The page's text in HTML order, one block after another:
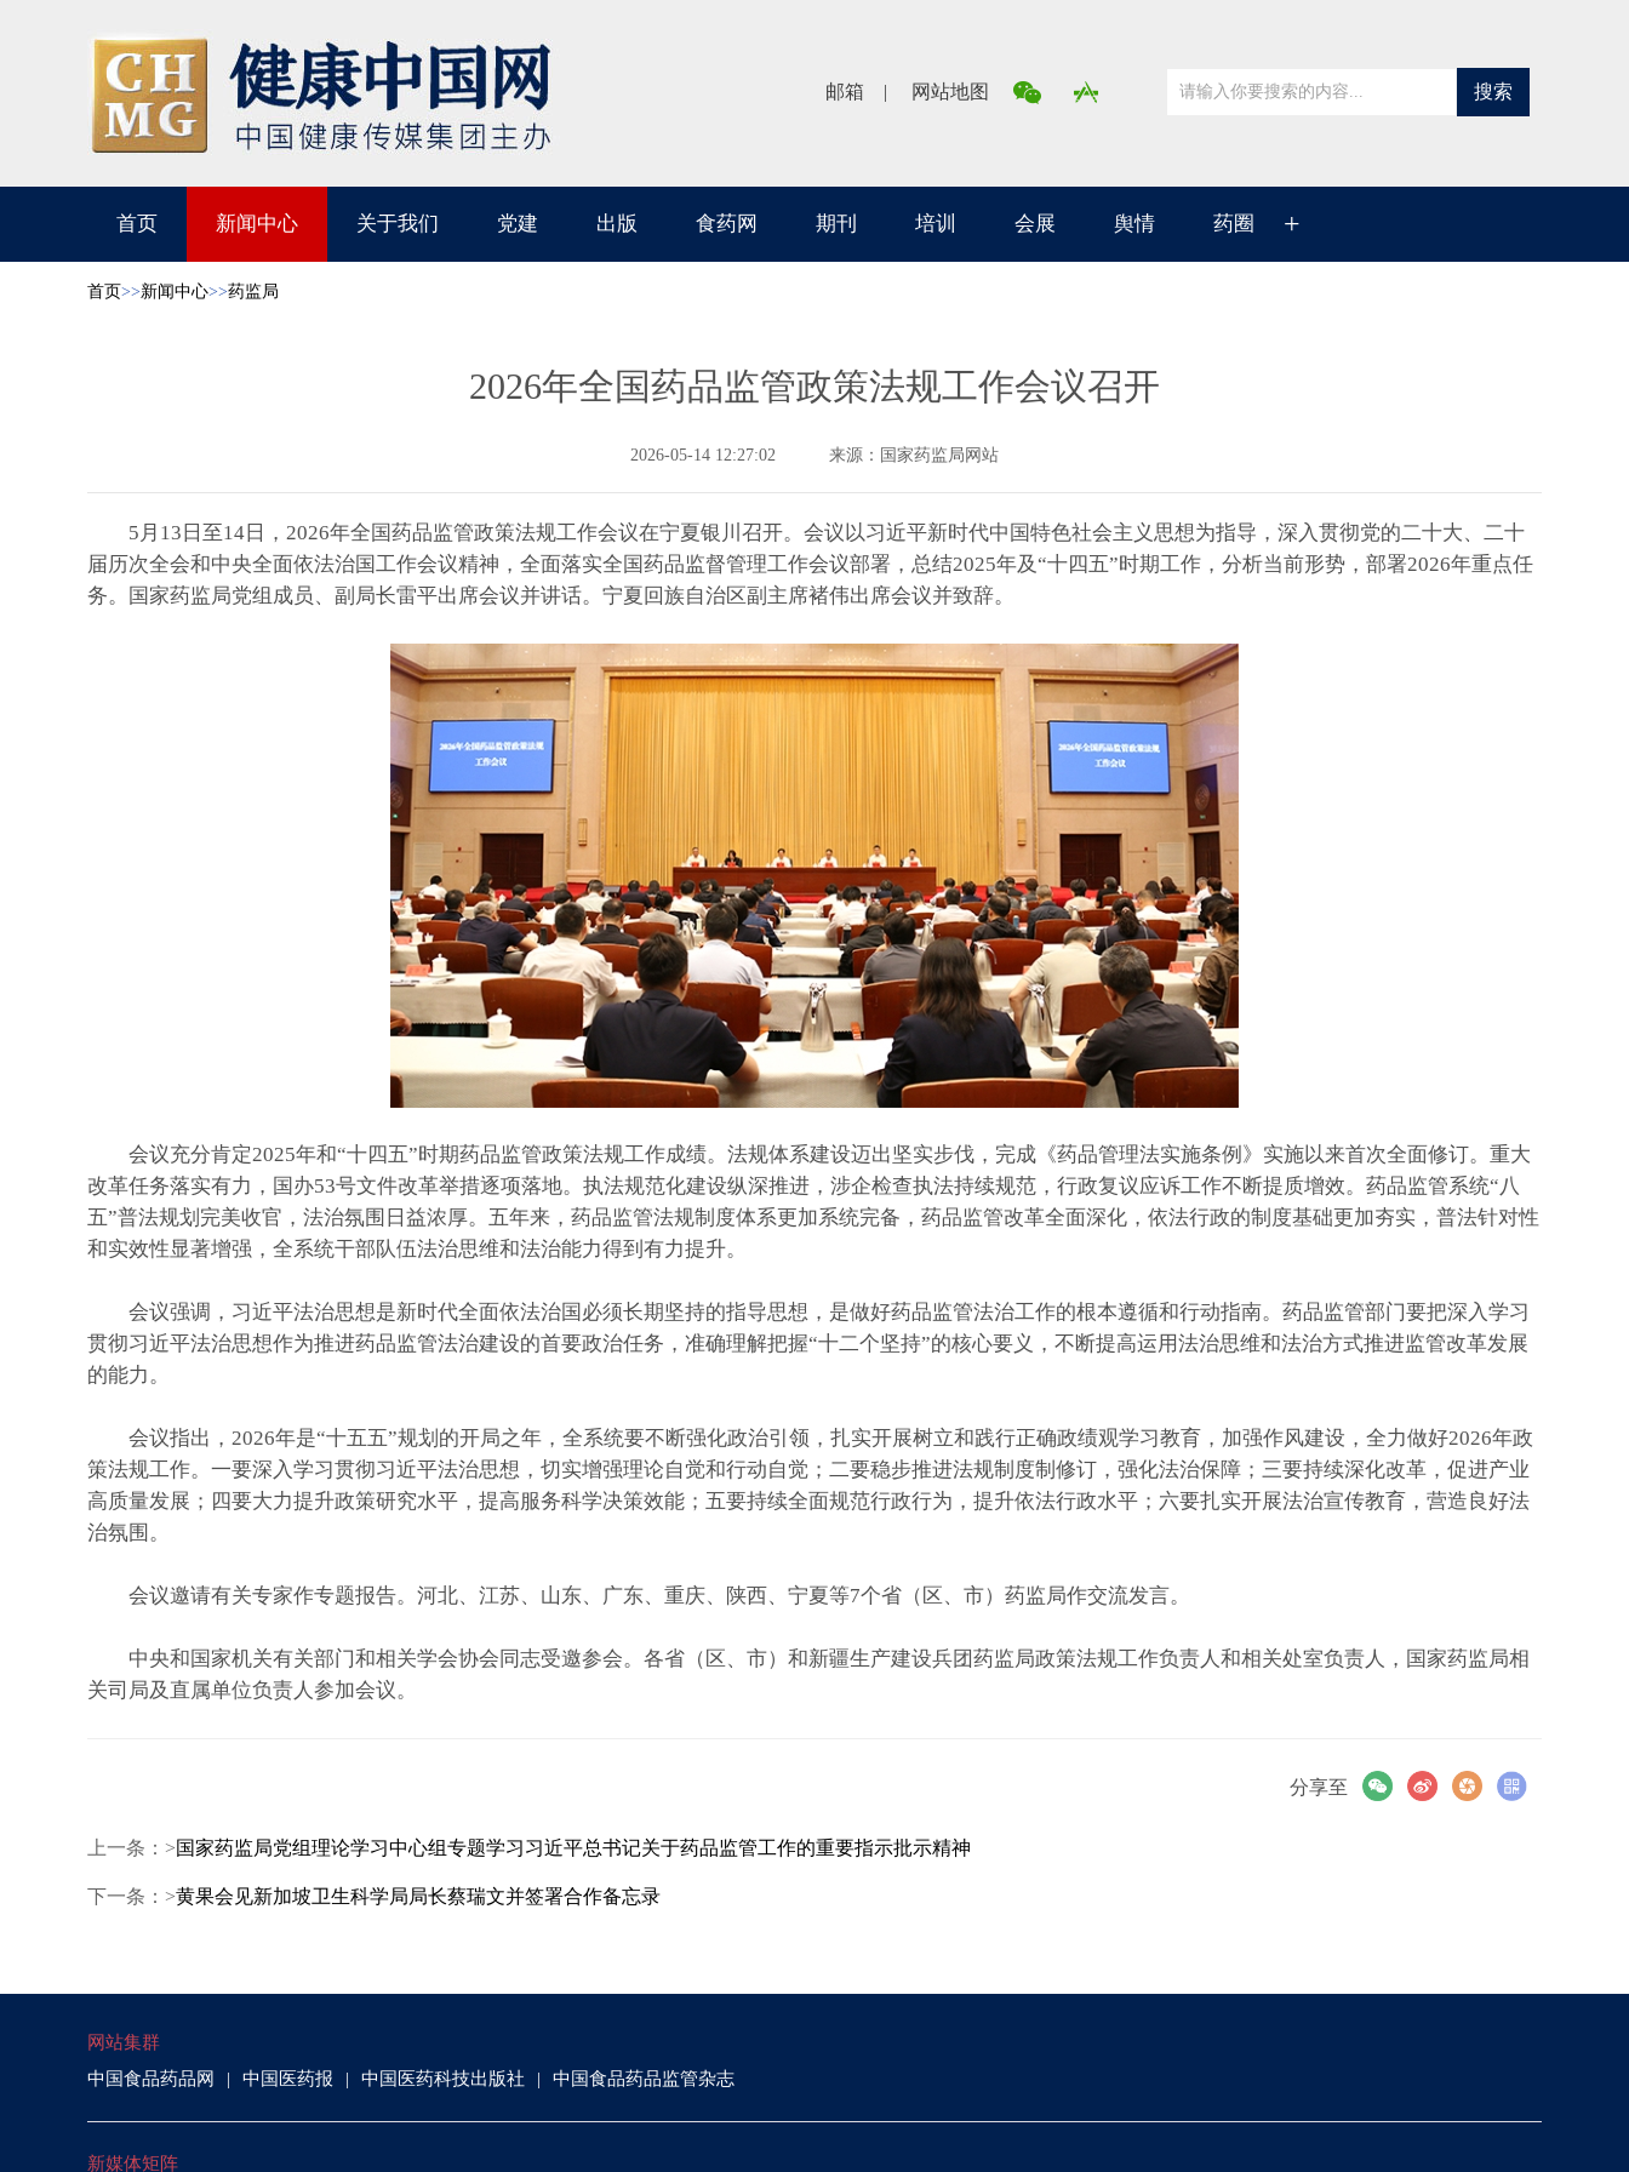
邮箱 网站地图 搜索
首页 新闻中心 关于我们 党建 出版 食药网 期刊 培训 会展 舆情 药圈 +
首页>>新闻中心>>药监局
2026年全国药品监管政策法规工作会议召开
2026-05-14 12:27:02 来源：国家药监局网站
5月13日至14日，2026年全国药品监管政策法规工作会议在宁夏银川召开。会议以习近平新时代中国特色社会主义思想为指导，深入贯彻党的二十大、二十
届历次全会和中央全面依法治国工作会议精神，全面落实全国药品监督管理工作会议部署，总结2025年及“十四五”时期工作，分析当前形势，部署2026年重点任
务。国家药监局党组成员、副局长雷平出席会议并讲话。宁夏回族自治区副主席褚伟出席会议并致辞。
会议充分肯定2025年和“十四五”时期药品监管政策法规工作成绩。法规体系建设迈出坚实步伐，完成《药品管理法实施条例》实施以来首次全面修订。重大
改革任务落实有力，国办53号文件改革举措逐项落地。执法规范化建设纵深推进，涉企检查执法持续规范，行政复议应诉工作不断提质增效。药品监管系统“八
五”普法规划完美收官，法治氛围日益浓厚。五年来，药品监管法规制度体系更加系统完备，药品监管改革全面深化，依法行政的制度基础更加夯实，普法针对性
和实效性显著增强，全系统干部队伍法治思维和法治能力得到有力提升。
会议强调，习近平法治思想是新时代全面依法治国必须长期坚持的指导思想，是做好药品监管法治工作的根本遵循和行动指南。药品监管部门要把深入学习
贯彻习近平法治思想作为推进药品监管法治建设的首要政治任务，准确理解把握“十二个坚持”的核心要义，不断提高运用法治思维和法治方式推进监管改革发展
的能力。
会议指出，2026年是“十五五”规划的开局之年，全系统要不断强化政治引领，扎实开展树立和践行正确政绩观学习教育，加强作风建设，全力做好2026年政
策法规工作。一要深入学习贯彻习近平法治思想，切实增强理论自觉和行动自觉；二要稳步推进法规制度制修订，强化法治保障；三要持续深化改革，促进产业
高质量发展；四要大力提升政策研究水平，提高服务科学决策效能；五要持续全面规范行政行为，提升依法行政水平；六要扎实开展法治宣传教育，营造良好法
治氛围。
会议邀请有关专家作专题报告。河北、江苏、山东、广东、重庆、陕西、宁夏等7个省（区、市）药监局作交流发言。
中央和国家机关有关部门和相关学会协会同志受邀参会。各省（区、市）和新疆生产建设兵团药监局政策法规工作负责人和相关处室负责人，国家药监局相
关司局及直属单位负责人参加会议。
分享至
上一条：>国家药监局党组理论学习中心组专题学习习近平总书记关于药品监管工作的重要指示批示精神
下一条：>黄果会见新加坡卫生科学局局长蔡瑞文并签署合作备忘录
网站集群
中国食品药品网
中国医药报 中国医药科技出版社 中国食品药品监管杂志
新媒体矩阵